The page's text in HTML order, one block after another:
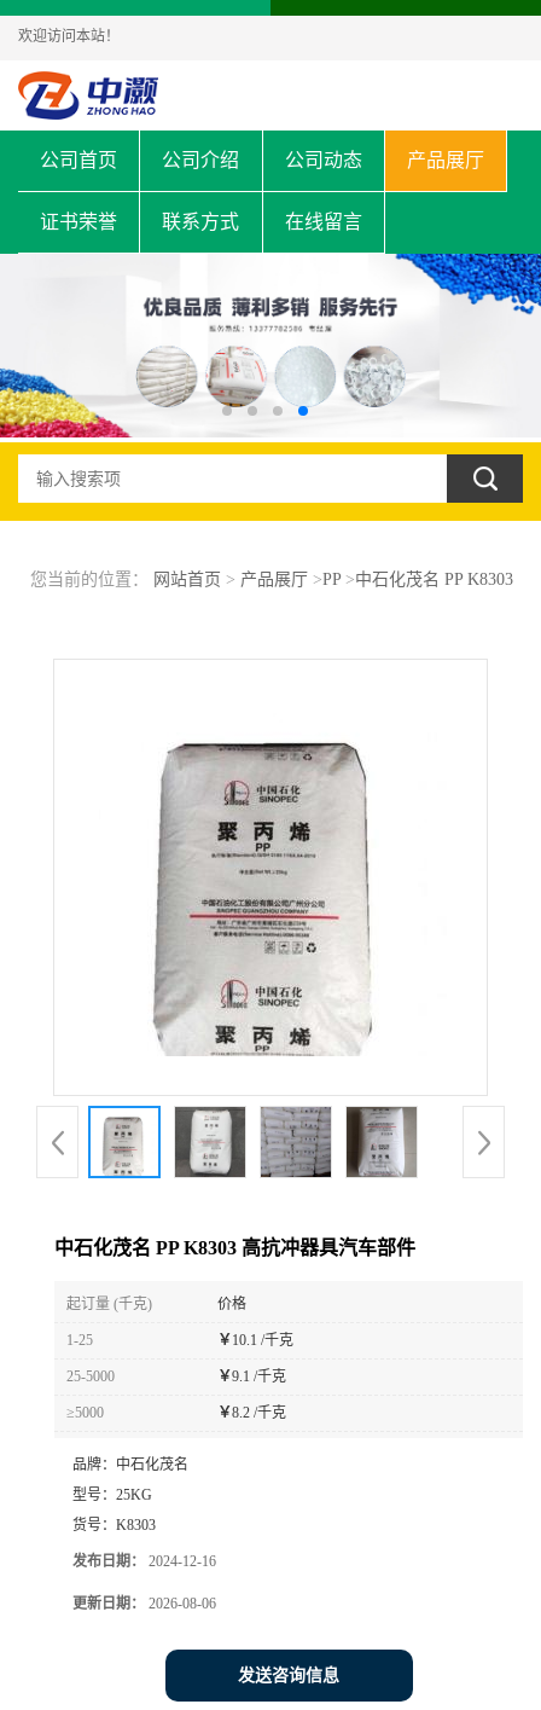
欢迎访问本站！
公司首页 公司介绍 公司动态 产品展厅
证书荣誉 联系方式 在线留言
您当前的位置： 网站首页 > 产品展厅>PP>中石化茂名 PP K8303
中石化茂名 PP K8303 高抗冲器具汽车部件
起订量 (千克) 价格
1-25 ￥10.1 /千克
25-5000 ￥9.1 /千克
≥5000 ￥8.2 /千克
品牌： 中石化茂名
型号： 25KG
货号： K8303
发布日期： 2024-12-16
更新日期： 2026-08-06
发送咨询信息